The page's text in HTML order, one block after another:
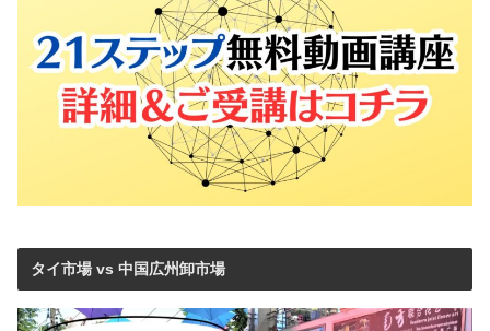
タイ市場 vs 中国広州卸市場